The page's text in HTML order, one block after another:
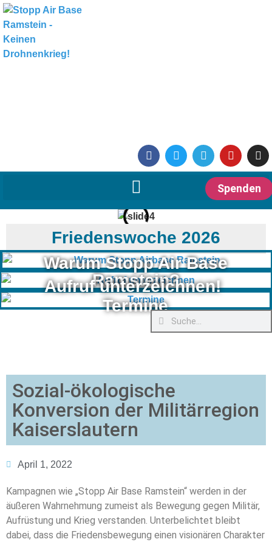
Spenden
Friedenswoche 2026
Warum Stopp Air Base
Ramstein?
Aufruf unterzeichnen!
Termine
Sozial-ökologische
Konversion der Militärregion
Kaiserslautern
April 1, 2022
Kampagnen wie „Stopp Air Base Ramstein“ werden in der
äußeren Wahrnehmung zumeist als Bewegung gegen Militär,
Aufrüstung und Krieg verstanden. Unterbelichtet bleibt
dabei, dass die Friedensbewegung einen visionären Charakter